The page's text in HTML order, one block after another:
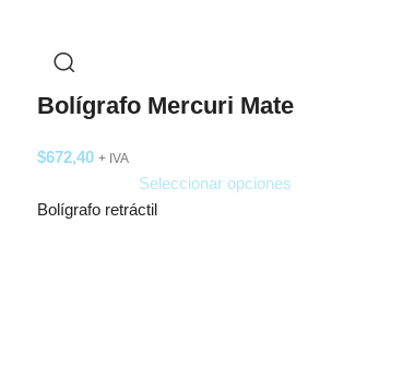
Bolígrafo Mercuri Mate
$672,40 + IVA
Seleccionar opciones
Bolígrafo retráctil